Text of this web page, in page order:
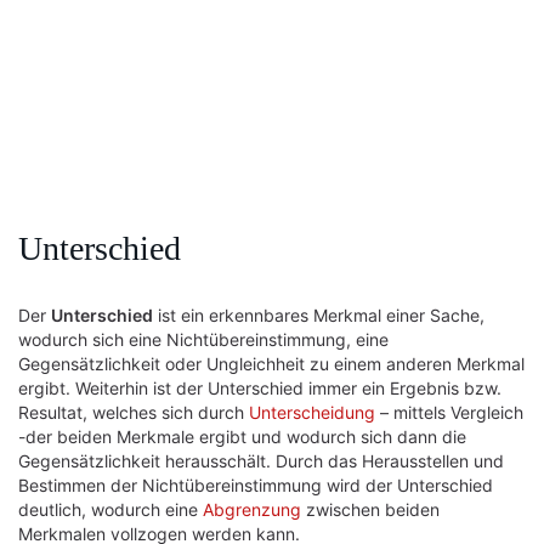
Unterschied
Der Unterschied ist ein erkennbares Merkmal einer Sache,
wodurch sich eine Nichtübereinstimmung, eine
Gegensätzlichkeit oder Ungleichheit zu einem anderen Merkmal
ergibt. Weiterhin ist der Unterschied immer ein Ergebnis bzw.
Resultat, welches sich durch Unterscheidung – mittels Vergleich
-der beiden Merkmale ergibt und wodurch sich dann die
Gegensätzlichkeit herausschält. Durch das Herausstellen und
Bestimmen der Nichtübereinstimmung wird der Unterschied
deutlich, wodurch eine Abgrenzung zwischen beiden
Merkmalen vollzogen werden kann.